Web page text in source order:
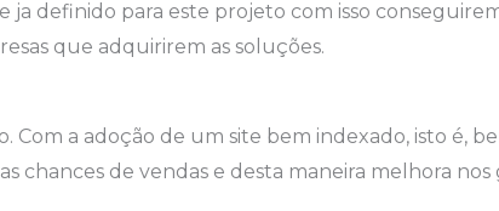
ja definido para este projeto com isso
que adquirirem as soluções.
a adoção de um site bem indexado, isto é,
chances de vendas e desta maneira melhora nos